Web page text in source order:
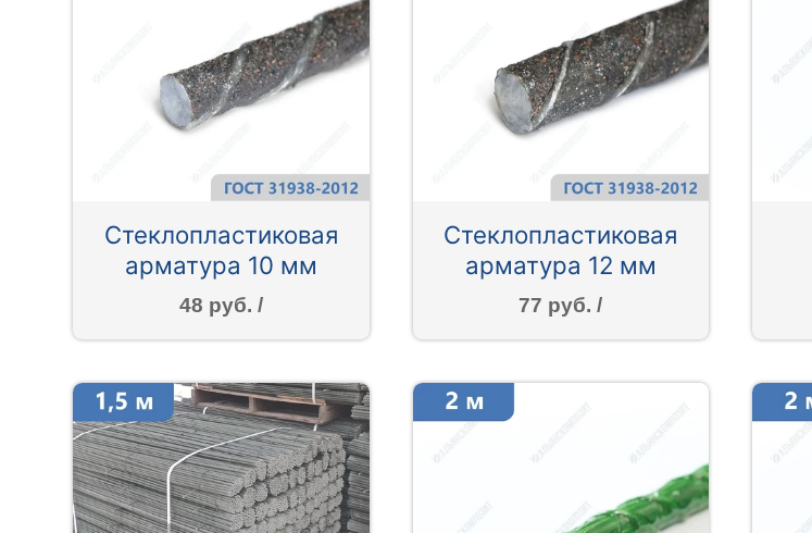
Стеклопластиковая
арматура 10 мм
48 руб. /
Стеклопластиковая
арматура 12 мм
77 руб. /